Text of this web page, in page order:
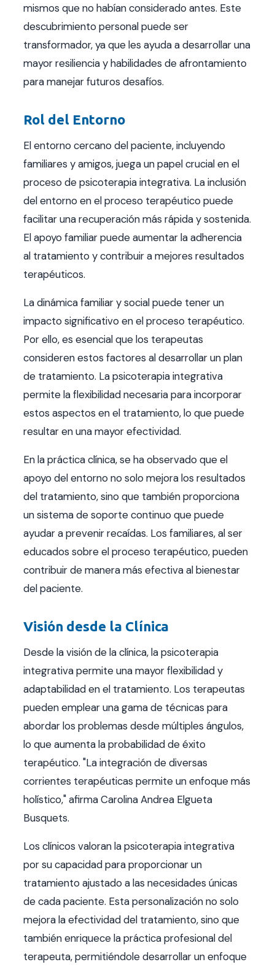
mismos que no habían considerado antes. Este
descubrimiento personal puede ser
transformador, ya que les ayuda a desarrollar una
mayor resiliencia y habilidades de afrontamiento
para manejar futuros desafíos.
Rol del Entorno
El entorno cercano del paciente, incluyendo
familiares y amigos, juega un papel crucial en el
proceso de psicoterapia integrativa. La inclusión
del entorno en el proceso terapéutico puede
facilitar una recuperación más rápida y sostenida.
El apoyo familiar puede aumentar la adherencia
al tratamiento y contribuir a mejores resultados
terapéuticos.
La dinámica familiar y social puede tener un
impacto significativo en el proceso terapéutico.
Por ello, es esencial que los terapeutas
consideren estos factores al desarrollar un plan
de tratamiento. La psicoterapia integrativa
permite la flexibilidad necesaria para incorporar
estos aspectos en el tratamiento, lo que puede
resultar en una mayor efectividad.
En la práctica clínica, se ha observado que el
apoyo del entorno no solo mejora los resultados
del tratamiento, sino que también proporciona
un sistema de soporte continuo que puede
ayudar a prevenir recaídas. Los familiares, al ser
educados sobre el proceso terapéutico, pueden
contribuir de manera más efectiva al bienestar
del paciente.
Visión desde la Clínica
Desde la visión de la clínica, la psicoterapia
integrativa permite una mayor flexibilidad y
adaptabilidad en el tratamiento. Los terapeutas
pueden emplear una gama de técnicas para
abordar los problemas desde múltiples ángulos,
lo que aumenta la probabilidad de éxito
terapéutico. "La integración de diversas
corrientes terapéuticas permite un enfoque más
holístico," afirma Carolina Andrea Elgueta
Busquets.
Los clínicos valoran la psicoterapia integrativa
por su capacidad para proporcionar un
tratamiento ajustado a las necesidades únicas
de cada paciente. Esta personalización no solo
mejora la efectividad del tratamiento, sino que
también enriquece la práctica profesional del
terapeuta, permitiéndole desarrollar un enfoque